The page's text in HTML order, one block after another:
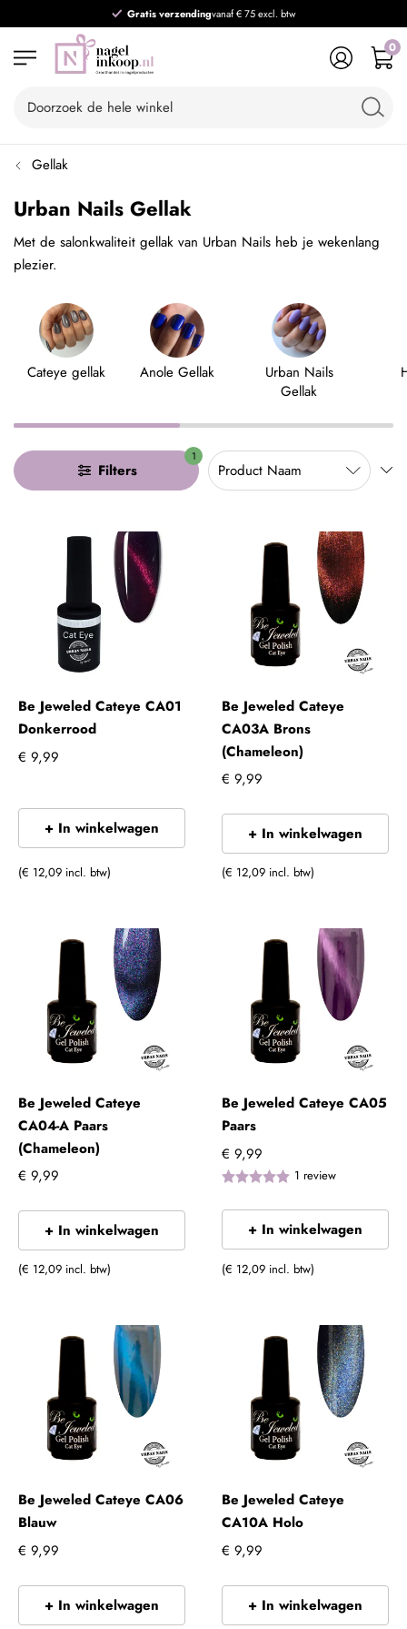
Gratis verzendingvanaf € 75 excl. btw
0
Gellak
Urban Nails Gellak
Met de salonkwaliteit gellak van Urban Nails heb je wekenlang
plezier.
Cateye gellak Anole Gellak
Urban Nails
Gellak
Filters
1
Be Jeweled Cateye CA01
Donkerrood
€ 9,99
+ In winkelwagen
(€ 12,09 incl. btw)
Be Jeweled Cateye
CA03A Brons
(Chameleon)
€ 9,99
+ In winkelwagen
(€ 12,09 incl. btw)
Be Jeweled Cateye
CA04-A Paars
(Chameleon)
€ 9,99
+ In winkelwagen
(€ 12,09 incl. btw)
Be Jeweled Cateye CA05
Paars
€ 9,99
1 review
+ In winkelwagen
(€ 12,09 incl. btw)
Be Jeweled Cateye CA06
Blauw
€ 9,99
+ In winkelwagen
Be Jeweled Cateye
CA10A Holo
€ 9,99
+ In winkelwagen